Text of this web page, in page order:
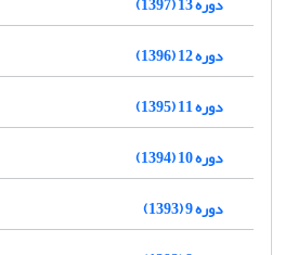
دوره 12 (1396)
دوره 11 (1395)
دوره 10 (1394)
دوره 9 (1393)